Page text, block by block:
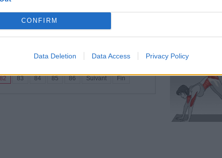
CONFIRM
Data Deletion Data Access Privacy Policy
plus d’essayer notre ragoût de bœuf, c’est
en ce froid d’hiver.
82 83 84 85 86 Suivant Fin
L’ABDOMEN, LES